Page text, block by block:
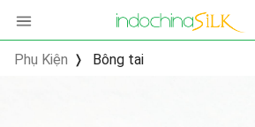
Phụ Kiện Bông tai